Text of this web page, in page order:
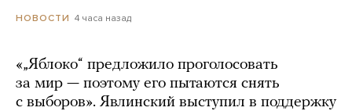
НОВОСТИ 4 часа назад
«„Яблоко“ предложило проголосовать
за мир — поэтому его пытаются снять
с выборов». Явлинский выступил в поддержку